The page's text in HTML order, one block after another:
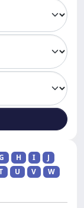
H I
J
U V
W